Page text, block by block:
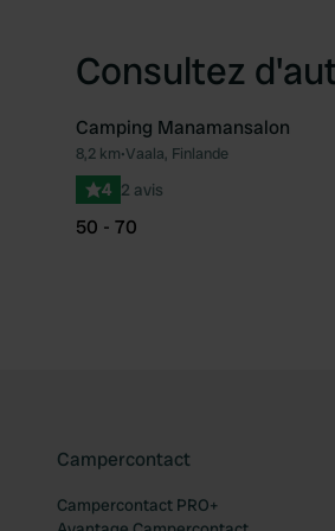
Consultez
Camping Manamansalon
8,2 km•Vaala, Finlande
4 2 avis
50 - 70
Campercontact
Campercontact PRO+